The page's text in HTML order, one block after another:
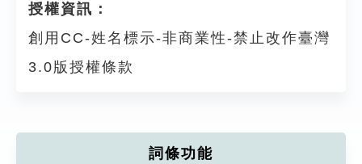
授權資訊：
創用CC-姓名標示-非商業性-禁止改作臺灣
3.0版授權條款
詞條功能